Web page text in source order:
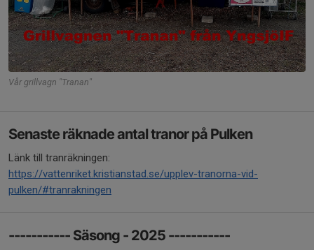
Vår grillvagn "Tranan"
Senaste räknade antal tranor på Pulken
Länk till tranräkningen:
https://vattenriket.kristianstad.se/upplev-tranorna-vid-
pulken/#tranrakningen
----------- Säsong - 2025 -----------